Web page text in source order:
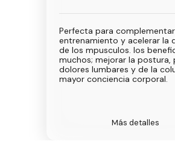
Perfecta para
entrenamiento y acelerar la
de los mpusculos. los
muchos; mejorar la postura,
dolores lumbares y de la
mayor conciencia corporal.
Más detalles